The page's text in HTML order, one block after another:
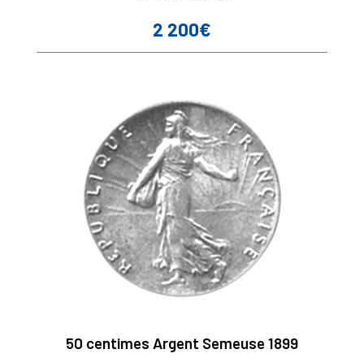
Prix
2 200€
50 centimes Argent Semeuse 1899